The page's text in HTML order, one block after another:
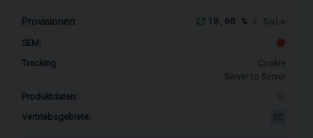
Provisionen: 10,00 % / Sale
SEM:
Tracking:
Cookie
Server to Server
Produktdaten:
Vertriebsgebiete: